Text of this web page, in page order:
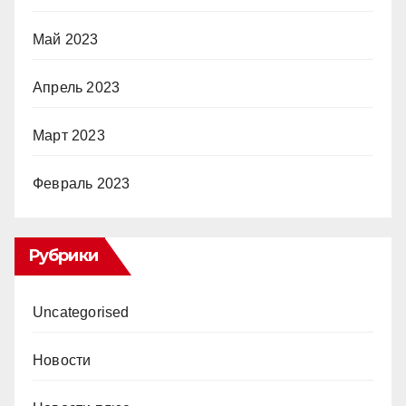
Май 2023
Апрель 2023
Март 2023
Февраль 2023
Рубрики
Uncategorised
Новости